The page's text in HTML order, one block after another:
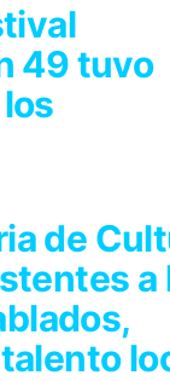
49 tuvo
de
a